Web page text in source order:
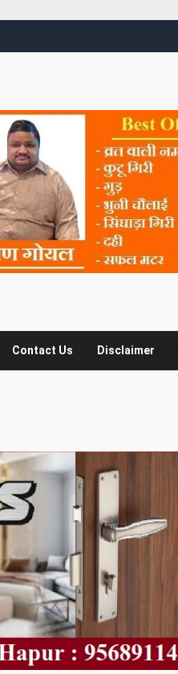
Contact Us Disclaimer